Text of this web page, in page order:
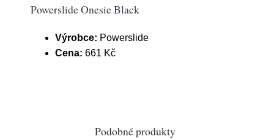
Powerslide Onesie Black
Výrobce: Powerslide
Cena: 661 Kč
Podobné produkty